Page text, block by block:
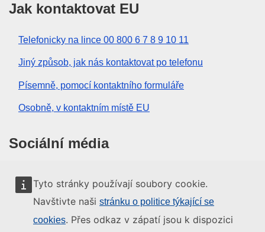
Tyto stránky používají soubory cookie.
Navštivte naši stránku o politice týkající se
cookies. Přes odkaz v zápatí jsou k dispozici
Jak kontaktovat EU
Telefonicky na lince 00 800 6 7 8 9 10 11
Jiný způsob, jak nás kontaktovat po telefonu
Písemně, pomocí kontaktního formuláře
Osobně, v kontaktním místě EU
Sociální média
Vyhledávání informačních kanálů EU v sociálních
médiích